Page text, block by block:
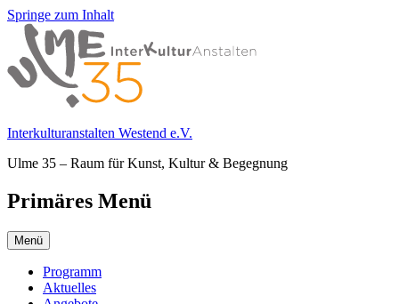
Springe zum Inhalt
Interkulturanstalten Westend e.V.
Ulme 35 – Raum für Kunst, Kultur & Begegnung
Primäres Menü
Menü
Programm
Aktuelles